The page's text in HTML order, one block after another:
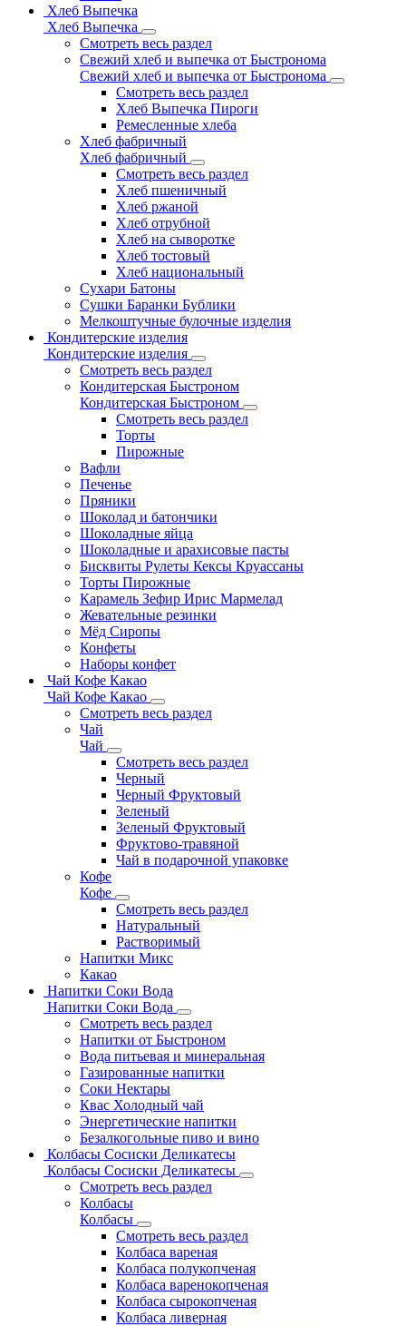
Хлеб Выпечка
Хлеб Выпечка
Смотреть весь раздел
Свежий хлеб и выпечка от Быстронома
Свежий хлеб и выпечка от Быстронома
Смотреть весь раздел
Хлеб Выпечка Пироги
Ремесленные хлеба
Хлеб фабричный
Хлеб фабричный
Смотреть весь раздел
Хлеб пшеничный
Хлеб ржаной
Хлеб отрубной
Хлеб на сыворотке
Хлеб тостовый
Хлеб национальный
Сухари Батоны
Сушки Баранки Бублики
Мелкоштучные булочные изделия
Кондитерские изделия
Кондитерские изделия
Смотреть весь раздел
Кондитерская Быстроном
Кондитерская Быстроном
Смотреть весь раздел
Торты
Пирожные
Вафли
Печенье
Пряники
Шоколад и батончики
Шоколадные яйца
Шоколадные и арахисовые пасты
Бисквиты Рулеты Кексы Круассаны
Торты Пирожные
Карамель Зефир Ирис Мармелад
Жевательные резинки
Мёд Сиропы
Конфеты
Наборы конфет
Чай Кофе Какао
Чай Кофе Какао
Смотреть весь раздел
Чай
Чай
Смотреть весь раздел
Черный
Черный Фруктовый
Зеленый
Зеленый Фруктовый
Фруктово-травяной
Чай в подарочной упаковке
Кофе
Кофе
Смотреть весь раздел
Натуральный
Растворимый
Напитки Микс
Какао
Напитки Соки Вода
Напитки Соки Вода
Смотреть весь раздел
Напитки от Быстроном
Вода питьевая и минеральная
Газированные напитки
Соки Нектары
Квас Холодный чай
Энергетические напитки
Безалкогольные пиво и вино
Колбасы Сосиски Деликатесы
Колбасы Сосиски Деликатесы
Смотреть весь раздел
Колбасы
Колбасы
Смотреть весь раздел
Колбаса вареная
Колбаса полукопченая
Колбаса варенокопченая
Колбаса сырокопченая
Колбаса ливерная